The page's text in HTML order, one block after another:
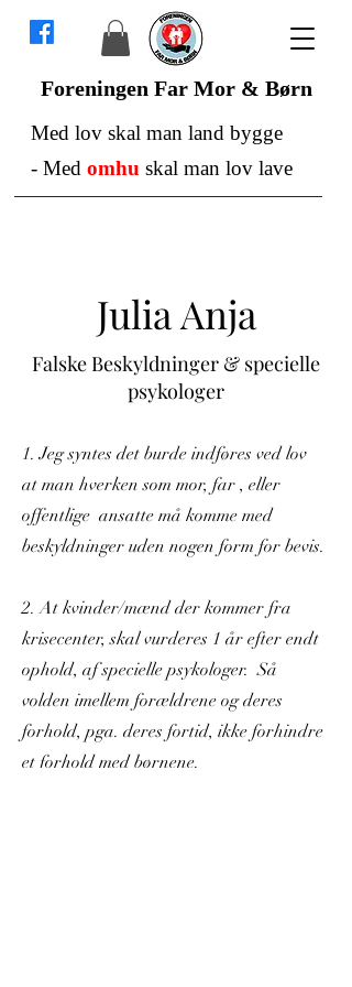
Foreningen Far Mor & Børn
Med lov skal man land bygge
- Med omhu skal man lov lave
Julia Anja
Falske Beskyldninger & specielle
psykologer
1. Jeg syntes det burde indføres ved lov
at man hverken som mor, far , eller
offentlige ansatte må komme med
beskyldninger uden nogen form for bevis.
2.At kvinder/mænd der kommer fra
krisecenter, skal vurderes 1 år efter endt
ophold, af specielle psykologer. Så
volden imellem forældrene og deres
forhold, pga. deres fortid, ikke forhindre
et forhold med børnene.